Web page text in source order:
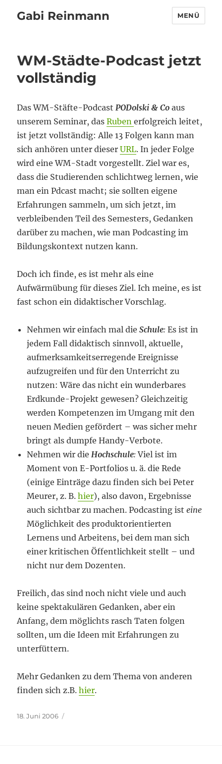
Gabi Reinmann MENÜ
WM-Städte-Podcast jetzt
vollständig
Das WM-Stäfte-PodcastPODolski & Co aus
unserem Seminar, dasRubenerfolgreich leitet,
ist jetzt vollständig: Alle 13 Folgen kann man
sich anhören unter dieserURL. In jeder Folge
wird eine WM-Stadt vorgestellt. Ziel war es,
dass die Studierenden schlichtweg lernen, wie
man ein Pdcast macht; sie sollten eigene
Erfahrungen sammeln, um sich jetzt, im
verbleibenden Teil des Semesters, Gedanken
darüber zu machen, wie man Podcasting im
Bildungskontext nutzen kann.
Doch ich finde, es ist mehr als eine
Aufwärmübung für dieses Ziel. Ich meine, es ist
fast schon ein didaktischer Vorschlag.
Nehmen wir einfach mal dieSchule:Es ist in
jedem Fall didaktisch sinnvoll, aktuelle,
aufmerksamkeitserregende Ereignisse
aufzugreifen und für den Unterricht zu
nutzen: Wäre das nicht ein wunderbares
Erdkunde-Projekt gewesen? Gleichzeitig
werden Kompetenzen im Umgang mit den
neuen Medien gefördert – was sicher mehr
bringt als dumpfe Handy-Verbote.
Nehmen wir dieHochschule:Viel ist im
Moment von E-Portfolios u. ä. die Rede
(einige Einträge dazu finden sich bei Peter
Meurer, z. B.hier), also davon, Ergebnisse
auch sichtbar zu machen. Podcasting isteine
Möglichkeit des produktorientierten
Lernens und Arbeitens, bei dem man sich
einer kritischen Öffentlichkeit stellt – und
nicht nur dem Dozenten.
Freilich, das sind noch nicht viele und auch
keine spektakulären Gedanken, aber ein
Anfang, dem möglichts rasch Taten folgen
sollten, um die Ideen mit Erfahrungen zu
unterfüttern.
Mehr Gedanken zu dem Thema von anderen
finden sich z.B.hier.
Veröffentlicht
18. Juni 2006